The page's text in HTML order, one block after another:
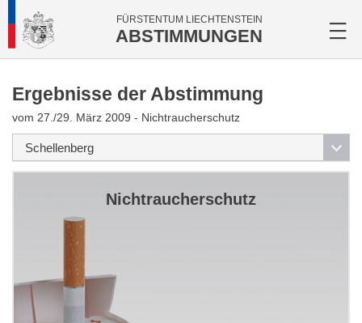
FÜRSTENTUM LIECHTENSTEIN
ABSTIMMUNGEN
Ergebnisse der Abstimmung
vom 27./29. März 2009 - Nichtraucherschutz
Nichtraucherschutz